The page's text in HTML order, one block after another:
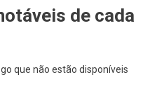
de cada
que não estão disponíveis